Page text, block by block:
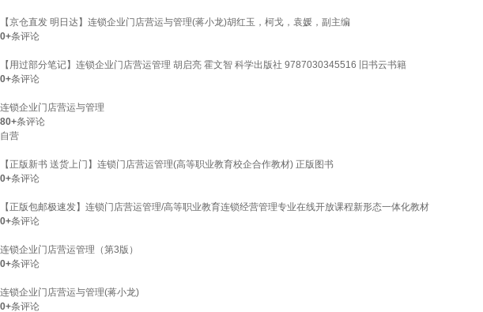
【京仓直发 明日达】连锁企业门店营运与管理(蒋小龙)胡红玉，柯戈，袁媛，副主编
0+条评论
【用过部分笔记】连锁企业门店营运管理 胡启亮 霍文智 科学出版社 9787030345516 旧书云书籍
0+条评论
连锁企业门店营运与管理
80+条评论
自营
【正版新书 送货上门】连锁门店营运管理(高等职业教育校企合作教材) 正版图书
0+条评论
【正版包邮极速发】连锁门店营运管理/高等职业教育连锁经营管理专业在线开放课程新形态一体化教材
0+条评论
连锁企业门店营运管理（第3版）
0+条评论
连锁企业门店营运与管理(蒋小龙)
0+条评论